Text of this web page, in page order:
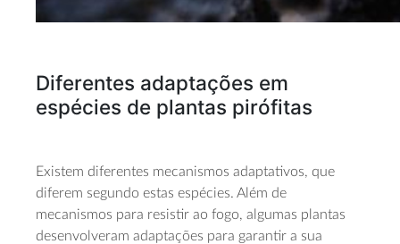
Diferentes adaptações em
espécies de plantas pirófitas
Existem diferentes mecanismos adaptativos, que
diferem segundo estas espécies. Além de
mecanismos para resistir ao fogo, algumas plantas
desenvolveram adaptações para garantir a sua